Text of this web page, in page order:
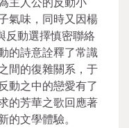
氣味，同時又因楊
反動選擇慎密聯絡
的詩意詮釋了常識
間的復雜關系，于
動之中的戀愛有了
的芳華之歌回應著
文學體驗。